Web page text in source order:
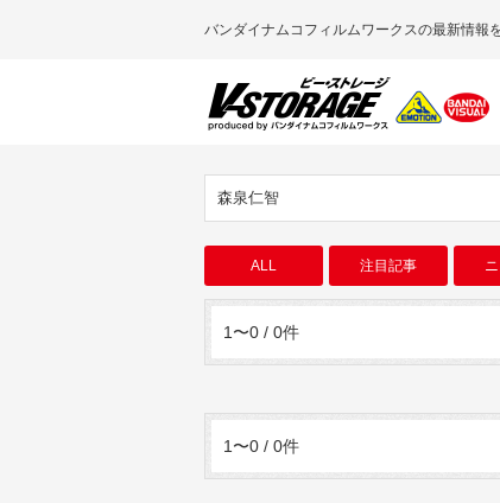
バンダイナムコフィルムワークスの最新情報
森泉仁智
ALL 注目記事
1〜0 / 0件
1〜0 / 0件